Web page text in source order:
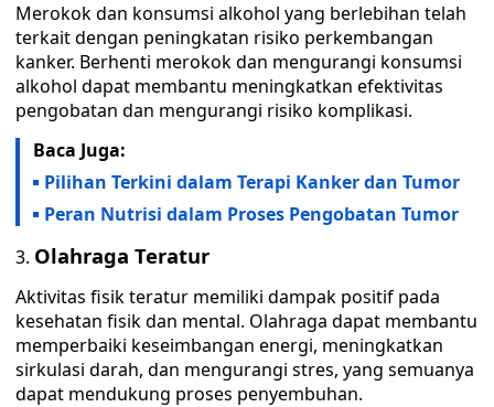
Merokok dan konsumsi alkohol yang berlebihan telah
terkait dengan peningkatan risiko perkembangan
kanker. Berhenti merokok dan mengurangi konsumsi
alkohol dapat membantu meningkatkan efektivitas
pengobatan dan mengurangi risiko komplikasi.
Baca Juga:
Pilihan Terkini dalam Terapi Kanker dan Tumor
Peran Nutrisi dalam Proses Pengobatan Tumor
Olahraga Teratur
Aktivitas fisik teratur memiliki dampak positif pada
kesehatan fisik dan mental. Olahraga dapat membantu
memperbaiki keseimbangan energi, meningkatkan
sirkulasi darah, dan mengurangi stres, yang semuanya
dapat mendukung proses penyembuhan.